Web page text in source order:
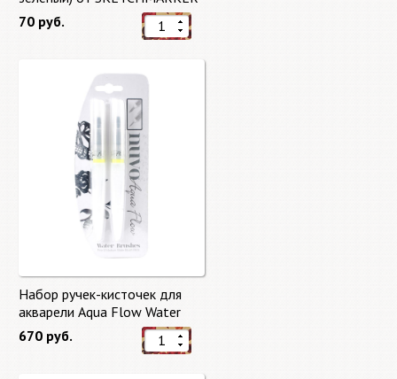
70 руб.
Набор ручек-кисточек для
акварели Aqua Flow Water
Brushes
670 руб.